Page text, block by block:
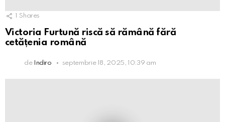
1 Shares
Victoria Furtună riscă să rămână fără
cetățenia română
de Indiro septembrie 18, 2025, 10:39 am